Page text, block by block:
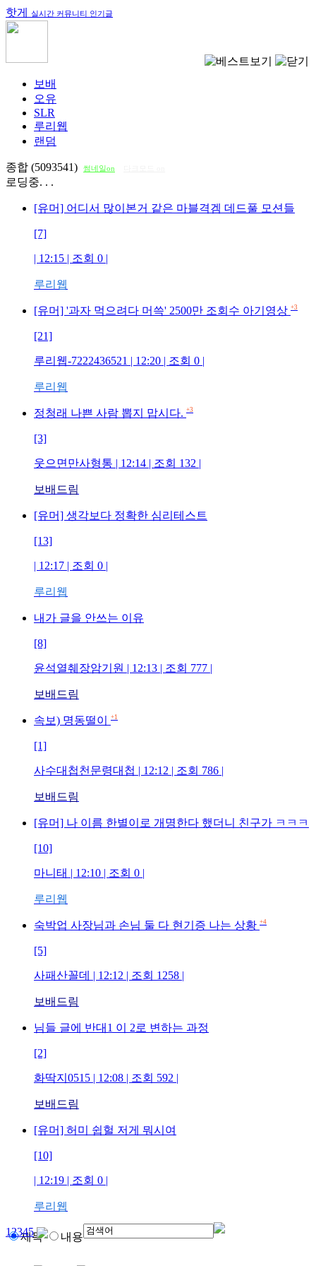
핫게 실시간 커뮤니티 인기글
보배
오유
SLR
루리웹
랜덤
종합 (5093541) 썸네일on
로딩중. . .
[유머] 어디서 많이본거 같은 마블격겜 데드풀 모션들
[7]
| 12:15 | 조회 0 |
루리웹
[유머] '과자 먹으려다 머쓱' 2500만 조회수 아기영상 +3
[21]
루리웹-7222436521 | 12:20 | 조회 0 |
루리웹
정청래 나쁜 사람 뽑지 맙시다. +3
[3]
웃으면만사형통 | 12:14 | 조회 132 |
보배드림
[유머] 생각보다 정확한 심리테스트
[13]
| 12:17 | 조회 0 |
루리웹
내가 글을 안쓰는 이유
[8]
윤석열췌장암기원 | 12:13 | 조회 777 |
보배드림
속보) 명동떨이 +1
[1]
사수대첩천문령대첩 | 12:12 | 조회 786 |
보배드림
[유머] 나 이름 한별이로 개명한다 했더니 친구가 ㅋㅋㅋ
[10]
마니태 | 12:10 | 조회 0 |
루리웹
숙박업 사장님과 손님 둘 다 현기증 나는 상황 +4
[5]
사패산꼴데 | 12:12 | 조회 1258 |
보배드림
님들 글에 반대1 이 2로 변하는 과정
[2]
화딱지0515 | 12:08 | 조회 592 |
보배드림
[유머] 허미 쉽헐 저게 뭐시여
[10]
| 12:19 | 조회 0 |
루리웹
12345
제목 내용